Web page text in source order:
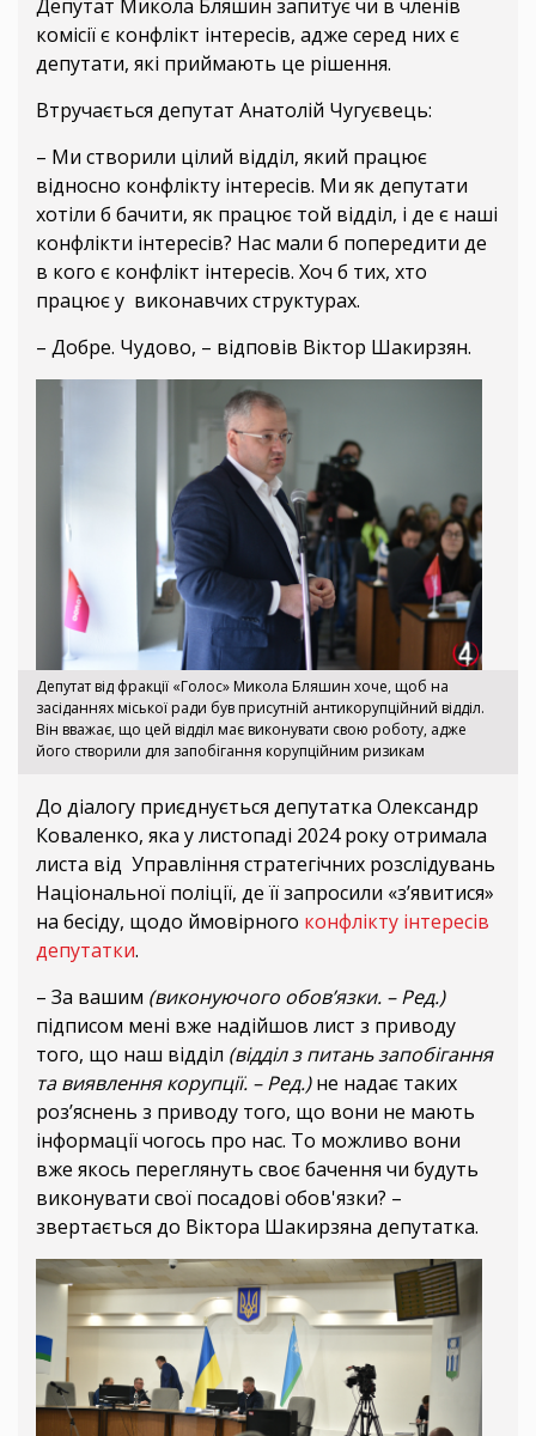
Депутат Микола Бляшин запитує чи в членів
комісії є конфлікт інтересів, адже серед них є
депутати, які приймають це рішення.
Втручається депутат Анатолій Чугуєвець:
– Ми створили цілий відділ, який працює
відносно конфлікту інтересів. Ми як депутати
хотіли б бачити, як працює той відділ, і де є наші
конфлікти інтересів? Нас мали б попередити де
в кого є конфлікт інтересів. Хоч б тих, хто
працює у виконавчих структурах.
– Добре. Чудово, – відповів Віктор Шакирзян.
Депутат від фракції «Голос» Микола Бляшин хоче, щоб на
засіданнях міської ради був присутній антикорупційний відділ.
Він вважає, що цей відділ має виконувати свою роботу, адже
його створили для запобігання корупційним ризикам
До діалогу приєднується депутатка Олександр
Коваленко, яка у листопаді 2024 року отримала
листа від Управління стратегічних розслідувань
Національної поліції, де її запросили «з’явитися»
на бесіду, щодо ймовірного конфлікту інтересів
депутатки.
– За вашим (виконуючого обов’язки. – Ред.)
підписом мені вже надійшов лист з приводу
того, що наш відділ (відділ з питань запобігання
та виявлення корупції. – Ред.)не надає таких
роз’яснень з приводу того, що вони не мають
інформації чогось про нас. То можливо вони
вже якось переглянуть своє бачення чи будуть
виконувати свої посадові обов'язки? –
звертається до Віктора Шакирзяна депутатка.